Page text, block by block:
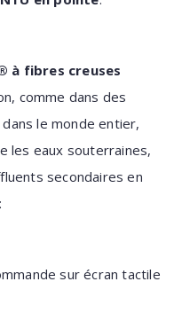
à fibres creuses
comme dans des
le monde entier,
les eaux souterraines,
secondaires en
sur écran tactile